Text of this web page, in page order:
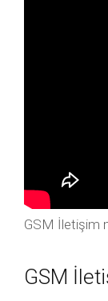
GSM İletişim
GSM